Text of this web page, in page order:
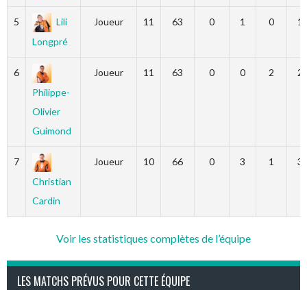
5
Lili
Longpré
Joueur 11 63 0 1 0 1
6
Philippe-
Olivier
Guimond
Joueur 11 63 0 0 2 2
7
Christian
Cardin
Joueur 10 66 0 3 1 3
Voir les statistiques complètes de l’équipe
LES MATCHS PRÉVUS POUR CETTE ÉQUIPE